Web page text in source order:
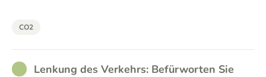
CO2
RATHER_GOOD
Lenkung des Verkehrs: Befürworten Sie